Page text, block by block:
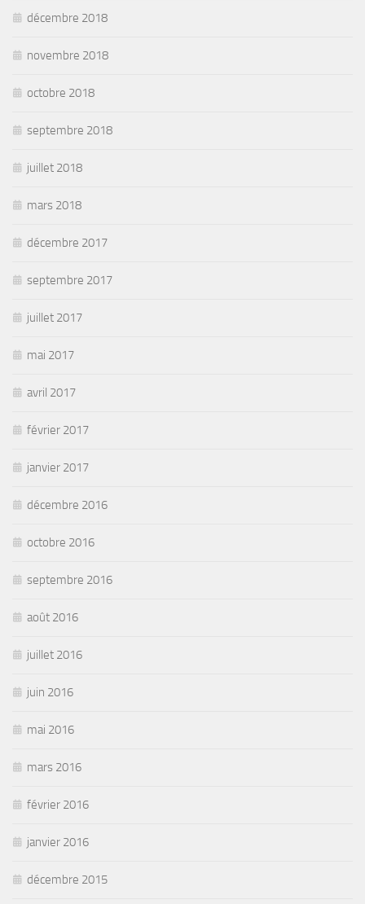
décembre 2018
novembre 2018
octobre 2018
septembre 2018
juillet 2018
mars 2018
décembre 2017
septembre 2017
juillet 2017
mai 2017
avril 2017
février 2017
janvier 2017
décembre 2016
octobre 2016
septembre 2016
août 2016
juillet 2016
juin 2016
mai 2016
mars 2016
février 2016
janvier 2016
décembre 2015